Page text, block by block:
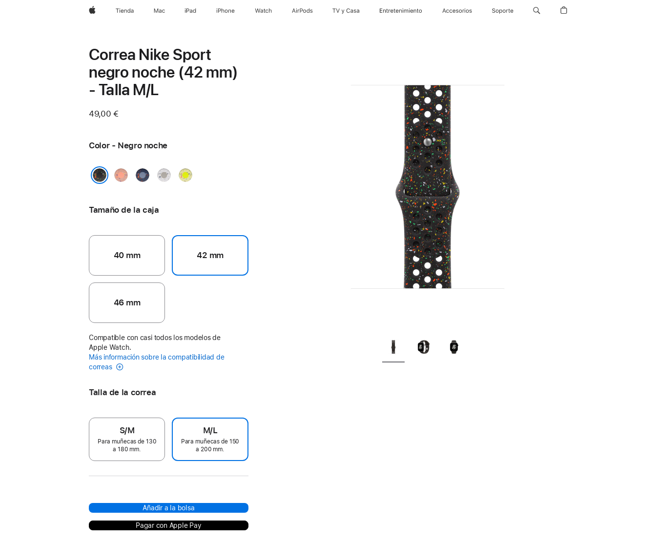
AppleTienda Mac iPad iPhone Watch AirPods TV y Casa Entretenimiento Accesorios Soporte
Correa Nike Sport
negro noche (42 mm)
- Talla M/L
49,00 €
Color - Negro noche
Rosa
Azul
Gris
Volt
Tamaño de la caja
40 mm 42 mm
46 mm
Compatible con casi todos los modelos de
Apple Watch.
Más información sobre la compatibilidad de
correas
Talla de la correa
S/M
Para muñecas de 130
a 180 mm.
M/L
Para muñecas de 150
a 200 mm.
Añadir a la bolsa
Pagar con Apple Pay